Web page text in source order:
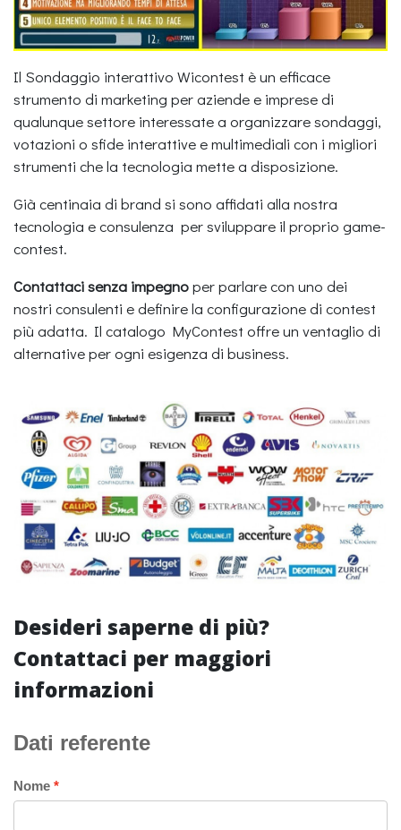
Il Sondaggio interattivo Wicontest è un efficace
strumento di marketing per aziende e imprese di
qualunque settore interessate a organizzare sondaggi,
votazioni o sfide interattive e multimediali con i migliori
strumenti che la tecnologia mette a disposizione.
Già centinaia di brand si sono affidati alla nostra
tecnologia e consulenza per sviluppare il proprio game-
contest.
Contattaci senza impegnoper parlare con uno dei
nostri consulenti e definire la configurazione di contest
più adatta. Il catalogo MyContest offre un ventaglio di
alternative per ogni esigenza di business.
Desideri saperne di più?
Contattaci per maggiori
informazioni